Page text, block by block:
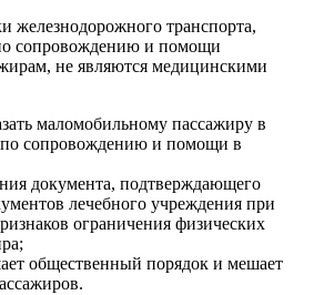
железнодорожного транспорта,
сопровождению и помощи
не являются медицинскими
маломобильному пассажиру в
по сопровождению и помощи в
документа, подтверждающего
лечебного учреждения при
ограничения физических
общественный порядок и мешает